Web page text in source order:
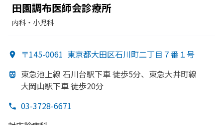
田園調布医師会診療所
内科・​小児科
〒145-0061 東京都大田区石川町二丁目７番１号
東急池上線 石川台駅下車 徒歩5分、 東急大井町線
大岡山駅下車 徒歩20分
03-3728-6671